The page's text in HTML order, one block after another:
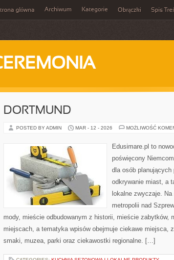
główna Archiwum Kategorie Obrączki Spis
DORTMUND
POSTED BY ADMIN MAR - 12 - 2026 MOŻLIWOŚĆ
Edusimare.pl to
poświęcony
dla osób
odkrywanie miast, a
lokalne zwyczaje.
metropolii nad
mody, mieście odbudowanym z historii, mieście zabytków,
miejscach, a tematyka wpisów obejmuje ciekawe miejsca,
smaki, muzea, parki oraz ciekawostki regionalne. […]